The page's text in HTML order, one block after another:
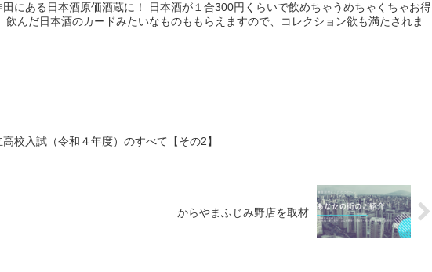
田にある日本酒原価酒蔵に！ 日本酒が１合300円くらいで飲めちゃうめちゃくちゃお得
飲んだ日本酒のカードみたいなものももらえますので、コレクション欲も満たされま
校入試（令和４年度）のすべて【その2】
からやまふじみ野店を取材